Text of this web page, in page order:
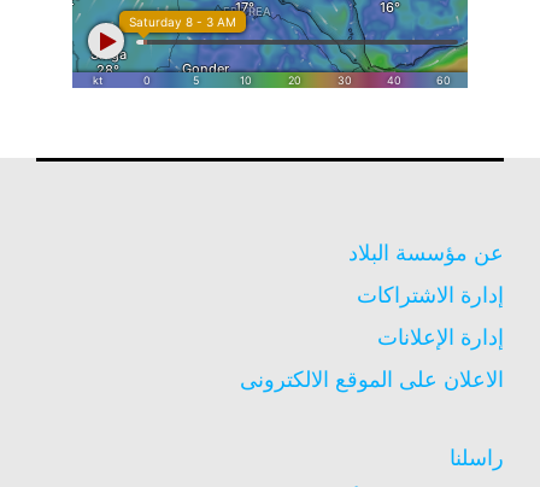
عن مؤسسة البلاد
إدارة الاشتراكات
إدارة الإعلانات
الاعلان على الموقع الالكترونى
راسلنا